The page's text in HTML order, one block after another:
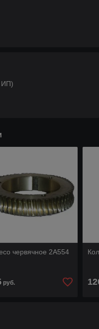
ИП)
червячное 2А554
руб.